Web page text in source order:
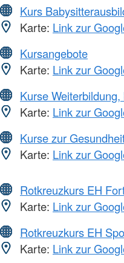
Kurs
Karte: Link zur
Kursangebote
Karte: Link zur
Kurse Weiterbildung,
Karte: Link zur
Kurse zur
Karte: Link zur
Rotkreuzkurs EH
Karte: Link zur
Rotkreuzkurs EH
Karte: Link zur